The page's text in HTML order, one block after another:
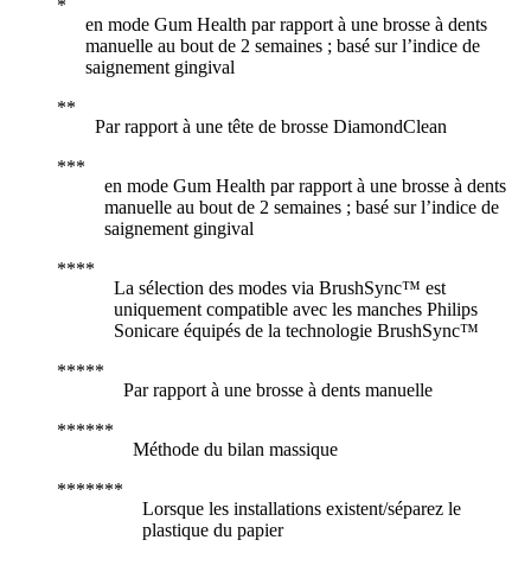
en mode Gum Health par rapport à une brosse à dents
manuelle au bout de 2 semaines ; basé sur l’indice de
saignement gingival
Par rapport à une tête de brosse DiamondClean
en mode Gum Health par rapport à une brosse à dents
manuelle au bout de 2 semaines ; basé sur l’indice de
saignement gingival
La sélection des modes via BrushSync™ est
uniquement compatible avec les manches Philips
Sonicare équipés de la technologie BrushSync™
Par rapport à une brosse à dents manuelle
Méthode du bilan massique
Lorsque les installations existent/séparez le
plastique du papier